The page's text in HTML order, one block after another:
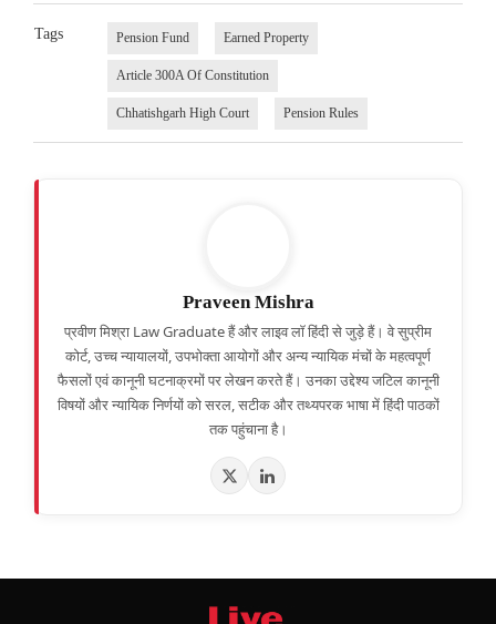
Tags Pension Fund Earned Property
Article 300A Of Constitution
Chhatishgarh High Court Pension Rules
Praveen Mishra
प्रवीण मिश्रा Law Graduate हैं और लाइव लॉ हिंदी से जुड़े हैं। वे सुप्रीम
कोर्ट, उच्च न्यायालयों, उपभोक्ता आयोगों और अन्य न्यायिक मंचों के महत्वपूर्ण
फैसलों एवं कानूनी घटनाक्रमों पर लेखन करते हैं। उनका उद्देश्य जटिल कानूनी
विषयों और न्यायिक निर्णयों को सरल, सटीक और तथ्यपरक भाषा में हिंदी पाठकों
तक पहुंचाना है।